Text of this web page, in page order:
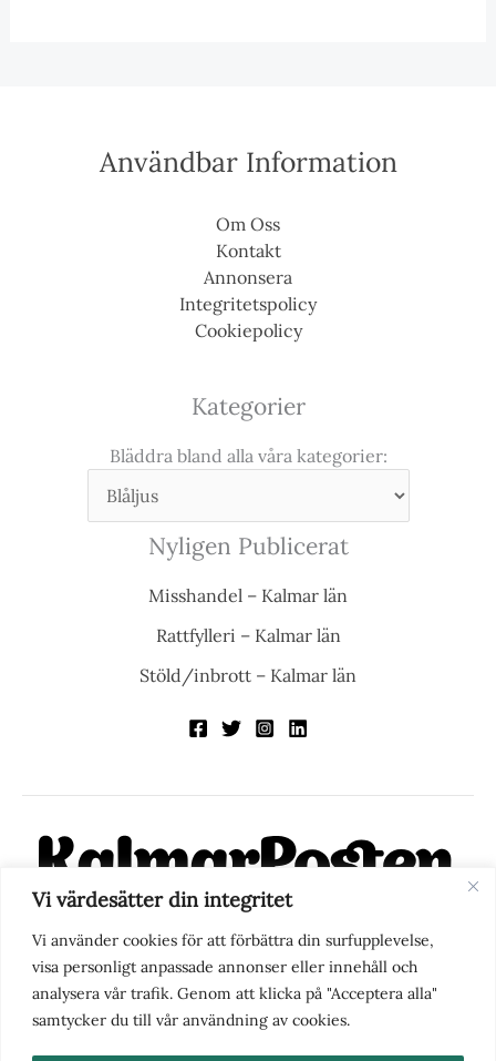
Vi värdesätter din integritet
Vi använder cookies för att förbättra din surfupplevelse,
visa personligt anpassade annonser eller innehåll och
analysera vår trafik. Genom att klicka på "Acceptera alla"
samtycker du till vår användning av cookies.
Användbar Information
Om Oss
Kontakt
Annonsera
Integritetspolicy
Cookiepolicy
Kategorier
Bläddra bland alla våra kategorier:
Nyligen Publicerat
Misshandel – Kalmar län
Rattfylleri – Kalmar län
Stöld/inbrott – Kalmar län
KalmarPosten är en modern lokalnyhetstidning på nätet. Med
fokus på Kalmarregionen, men också med blick för det större
perspektivet, vill vi vara din självklara kanal för nyheter,
berättelser och engagemang. KalmarPosten grundades 1988 och
fick nya ägare 2025.